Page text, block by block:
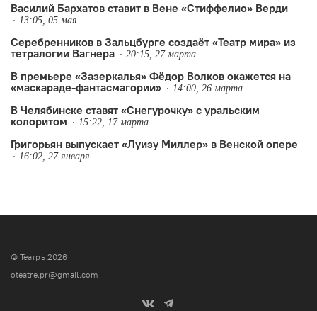
Василий Бархатов ставит в Вене «Стиффелио» Верди
13:05, 05 мая
Серебренников в Зальцбурге создаёт «Театр мира» из
тетралогии Вагнера
20:15, 27 марта
В премьере «Зазеркалья» Фёдор Волков окажется на
«маскараде-фантасмагории»
14:00, 26 марта
В Челябинске ставят «Снегурочку» с уральским
колоритом
15:22, 17 марта
Григорьян выпускает «Луизу Миллер» в Венской опере
16:02, 27 января
© Театръ 2026
oteatre.pr@gmail.com